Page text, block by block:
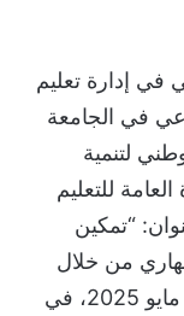
إدارة تعليم
في الجامعة
لتنمية
للتعليم
“تمكين
من خلال
العمل التطوعي”، وذلك يوم الأربعاء 21 مايو 2025، في